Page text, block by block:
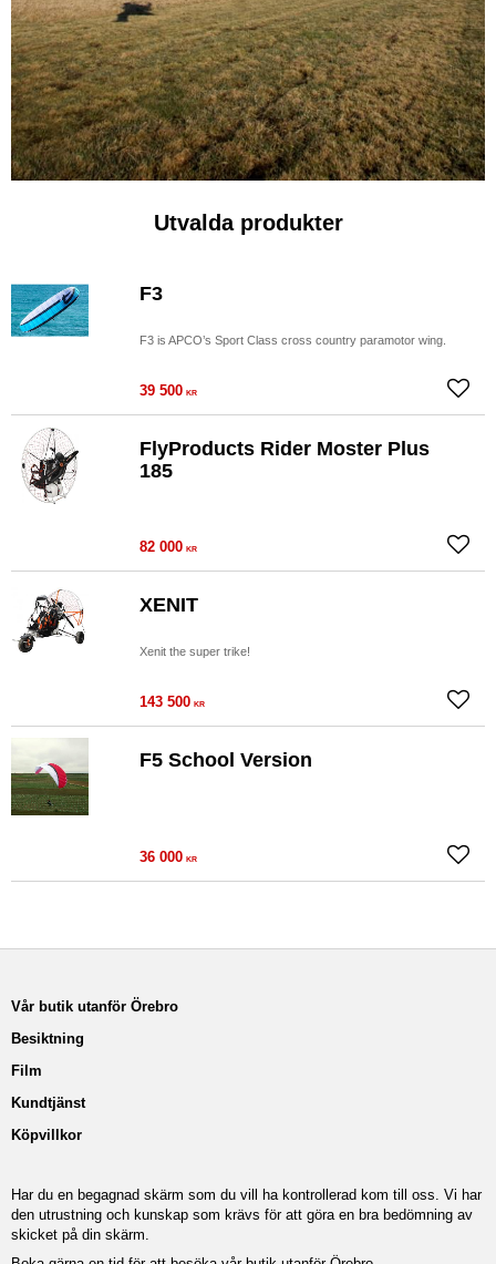
Utvalda produkter
F3
F3 is APCO’s Sport Class cross country paramotor wing.
39 500 KR Lägg
FlyProducts Rider Moster Plus
185
82 000 KR Lägg
XENIT
Xenit the super trike!
143 500 KR Lägg
F5 School Version
36 000 KR Lägg
Vår butik utanför Örebro
Besiktning
Film
Kundtjänst
Köpvillkor
Har du en begagnad skärm som du vill ha kontrollerad kom till oss. Vi har
den utrustning och kunskap som krävs för att göra en bra bedömning av
skicket på din skärm.